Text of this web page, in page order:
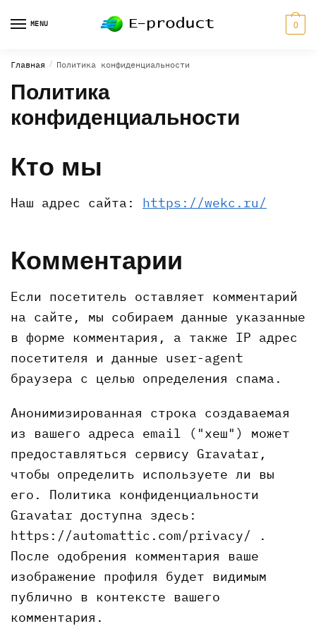
to
to
MENU 0
Главная / Политика конфиденциальности
Политика
конфиденциальности
Кто мы
Наш адрес сайта: https://wekc.ru/
Комментарии
Если посетитель оставляет комментарий
на сайте, мы собираем данные указанные
в форме комментария, а также IP адрес
посетителя и данные user-agent
браузера с целью определения спама.
Анонимизированная строка создаваемая
из вашего адреса email ("хеш") может
предоставляться сервису Gravatar,
чтобы определить используете ли вы
его. Политика конфиденциальности
Gravatar доступна здесь:
https://automattic.com/privacy/ .
После одобрения комментария ваше
изображение профиля будет видимым
публично в контексте вашего
комментария.